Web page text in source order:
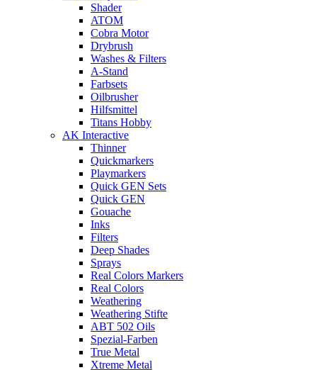
Shader
ATOM
Cobra Motor
Drybrush
Washes & Filters
A-Stand
Farbsets
Oilbrusher
Hilfsmittel
Titans Hobby
AK Interactive
Thinner
Quickmarkers
Playmarkers
Quick GEN Sets
Quick GEN
Gouache
Inks
Filters
Deep Shades
Sprays
Real Colors Markers
Real Colors
Weathering
Weathering Stifte
ABT 502 Oils
Spezial-Farben
True Metal
Xtreme Metal